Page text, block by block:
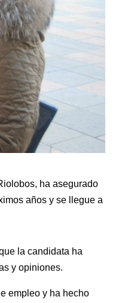
ha asegurado
años y se llegue a
la candidata ha
y opiniones.
empleo y ha hecho